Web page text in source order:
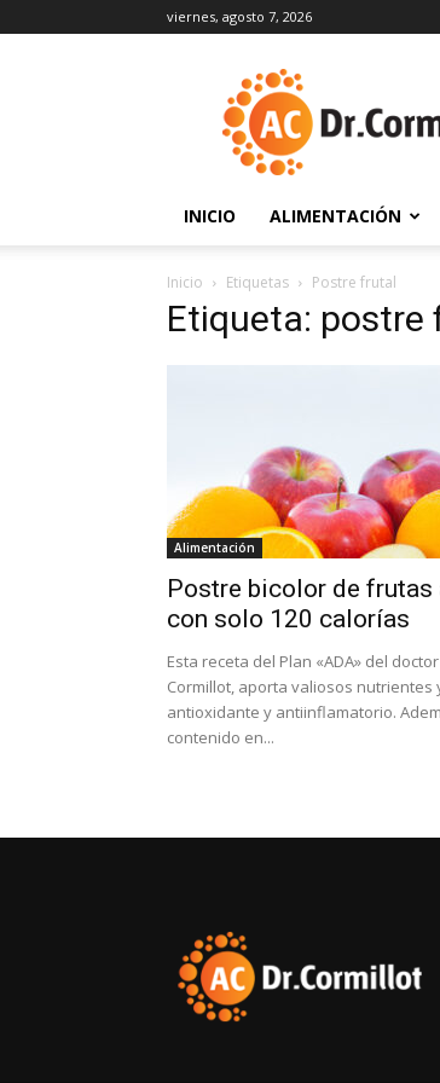
viernes, agosto 7, 2026
INICIO ALIMENTACIÓN
Inicio Etiquetas Postre frutal
Etiqueta: postre
Alimentación
Postre bicolor de frutas
con solo 120 calorías
Esta receta del Plan «ADA» del
Cormillot, aporta valiosos nutrientes
antioxidante y antiinflamatorio.
contenido en...